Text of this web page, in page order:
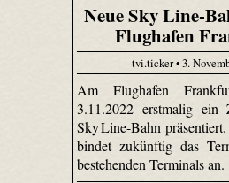
Neue Sky Line-
Flughafen
tvi.ticker • 3.
Am Flughafen
3.11.2022 erstmalig ein
Sky Line-Bahn
bindet zukünftig das
bestehenden Terminals an.